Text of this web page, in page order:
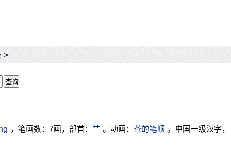
>
，笔画数：7画，部首： 艹 。动画： 苍的笔顺 。中国一级汉字，